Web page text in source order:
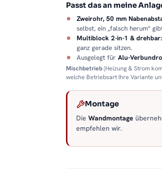
Passt das an meine
Zweirohr, 50 mm
selbst, ein „falsch herum"
Multiblock 2-in-1 & drehbar:
ganz gerade sitzen.
Ausgelegt für Alu-
Mischbetrieb(Heizung & Strom
welche Betriebsart Ihre Variante
Montage
Die Wandmontage
empfehlen wir.